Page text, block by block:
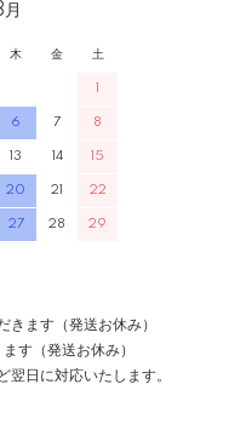
木 金 土
1
6 7 8
13 14 15
20 21 22
27 28 29
きます（発送お休み）
す（発送お休み）
翌日に対応いたします。